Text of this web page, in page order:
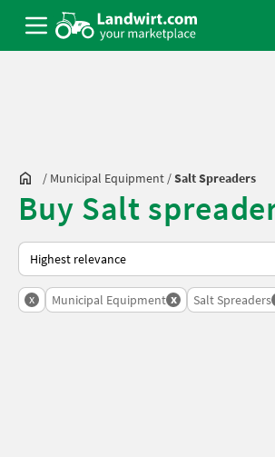
/ Municipal Equipment /Salt Spreaders
Buy Salt
This is how sorting works on Landwirt.com
x Municipal Equipment x Salt Spreaders